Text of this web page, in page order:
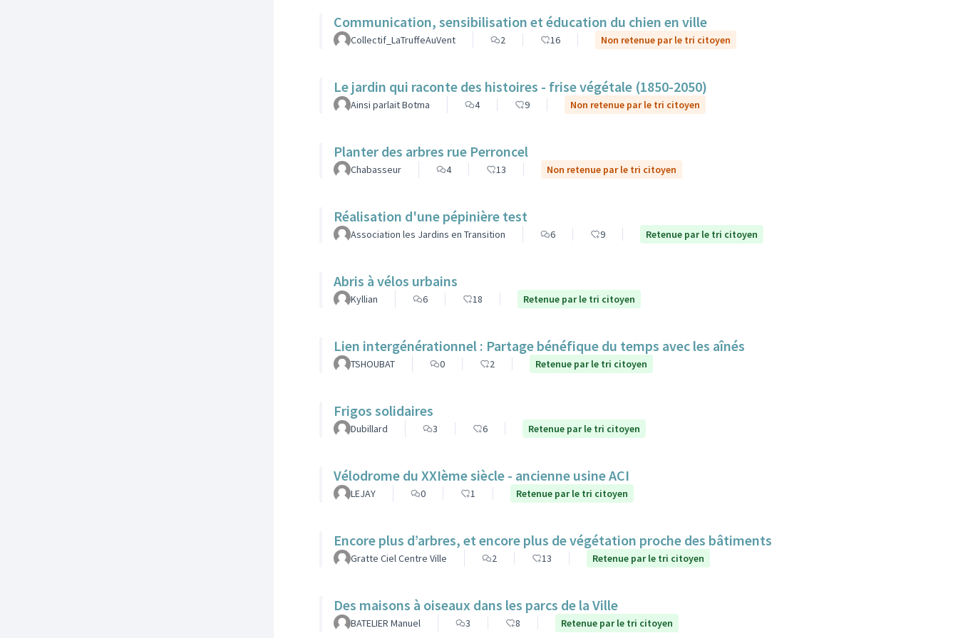
Communication, sensibilisation et éducation du chien en ville
Collectif_LaTruffeAuVent 2 16 Non retenue par le tri citoyen
Le jardin qui raconte des histoires - frise végétale (1850-2050)
Ainsi parlait Botma 4 9 Non retenue par le tri citoyen
Planter des arbres rue Perroncel
Chabasseur 4 13 Non retenue par le tri citoyen
Réalisation d'une pépinière test
Association les Jardins en Transition 6 9 Retenue par le tri citoyen
Abris à vélos urbains
Kyllian 6 18 Retenue par le tri citoyen
Lien intergénérationnel : Partage bénéfique du temps avec les aînés
TSHOUBAT 0 2 Retenue par le tri citoyen
Frigos solidaires
Dubillard 3 6 Retenue par le tri citoyen
Vélodrome du XXIème siècle - ancienne usine ACI
LEJAY 0 1 Retenue par le tri citoyen
Encore plus d’arbres, et encore plus de végétation proche des bâtiments
Gratte Ciel Centre Ville 2 13 Retenue par le tri citoyen
Des maisons à oiseaux dans les parcs de la Ville
BATELIER Manuel 3 8 Retenue par le tri citoyen